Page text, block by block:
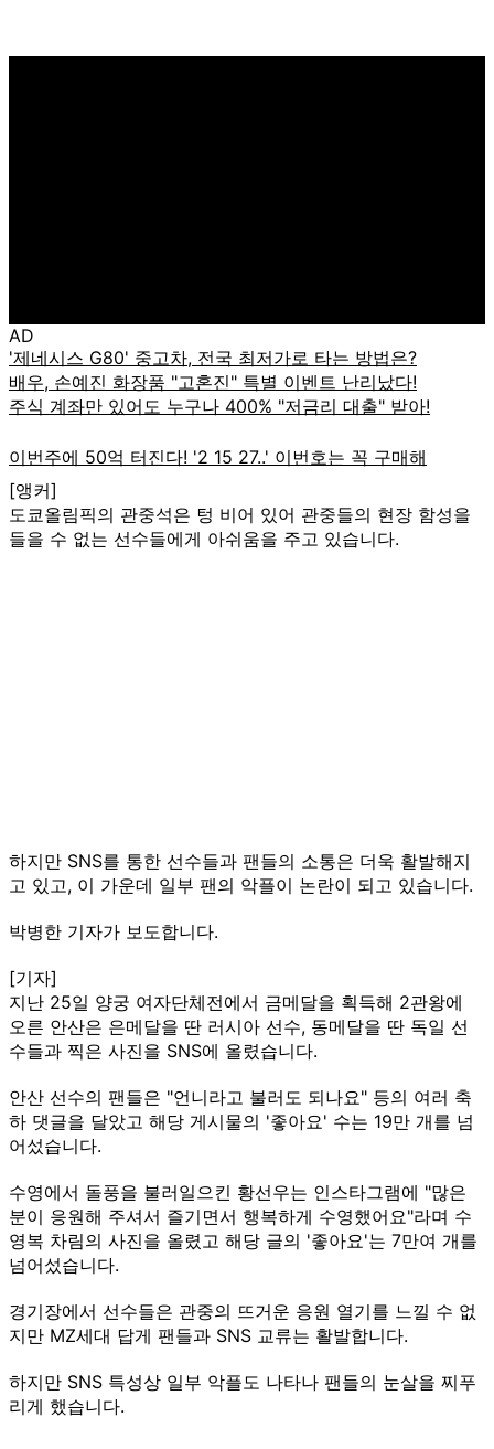
AD
[앵커]
도쿄올림픽의 관중석은 텅 비어 있어 관중들의 현장 함성을
들을 수 없는 선수들에게 아쉬움을 주고 있습니다.
하지만 SNS를 통한 선수들과 팬들의 소통은 더욱 활발해지
고 있고, 이 가운데 일부 팬의 악플이 논란이 되고 있습니다.
박병한 기자가 보도합니다.
[기자]
지난 25일 양궁 여자단체전에서 금메달을 획득해 2관왕에
오른 안산은 은메달을 딴 러시아 선수, 동메달을 딴 독일 선
수들과 찍은 사진을 SNS에 올렸습니다.
안산 선수의 팬들은 "언니라고 불러도 되나요" 등의 여러 축
하 댓글을 달았고 해당 게시물의 '좋아요' 수는 19만 개를 넘
어섰습니다.
수영에서 돌풍을 불러일으킨 황선우는 인스타그램에 "많은
분이 응원해 주셔서 즐기면서 행복하게 수영했어요"라며 수
영복 차림의 사진을 올렸고 해당 글의 '좋아요'는 7만여 개를
넘어섰습니다.
경기장에서 선수들은 관중의 뜨거운 응원 열기를 느낄 수 없
지만 MZ세대 답게 팬들과 SNS 교류는 활발합니다.
하지만 SNS 특성상 일부 악플도 나타나 팬들의 눈살을 찌푸
리게 했습니다.